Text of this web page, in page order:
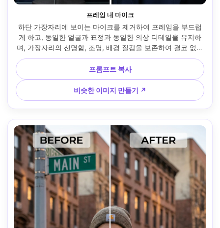
프레임 내 마이크
하단 가장자리에 보이는 마이크를 제거하여 프레임을 부드럽
게 하고, 동일한 얼굴과 표정과 동일한 의상 디테일을 유지하
며, 가장자리의 선명함, 조명, 배경 질감을 보존하여 결코 없었
던 것처럼 보입니다 --ar 4:5
프롬프트 복사
비슷한 이미지 만들기 ↗